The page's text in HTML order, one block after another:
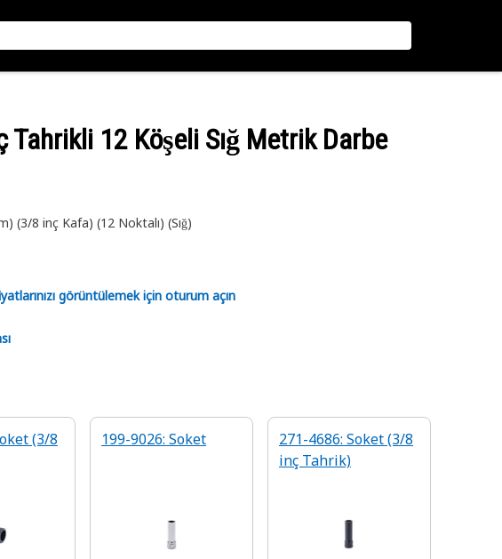
12 Köşeli Sığ Metrik Darbe
(3/8 inç Kafa) (12 Noktalı) (Sığ)
görüntülemek için oturum açın
(3/8
199-9026: Soket
271-4686: Soket (3/8
inç Tahrik)